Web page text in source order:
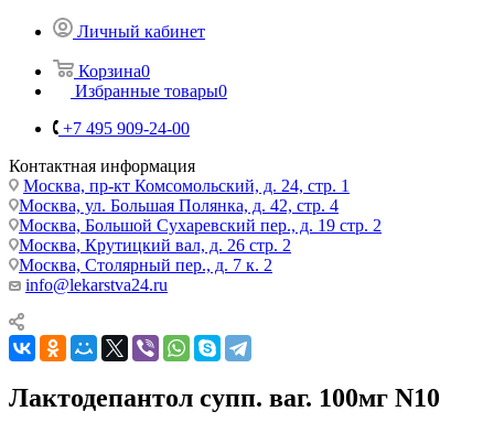
Личный кабинет
Корзина0
Избранные товары0
+7 495 909-24-00
Контактная информация
Москва, пр-кт Комсомольский, д. 24, стр. 1
Москва, ул. Большая Полянка, д. 42, стр. 4
Москва, Большой Сухаревский пер., д. 19 стр. 2
Москва, Крутицкий вал, д. 26 стр. 2
Москва, Столярный пер., д. 7 к. 2
info@lekarstva24.ru
Лактодепантол супп. ваг. 100мг N10